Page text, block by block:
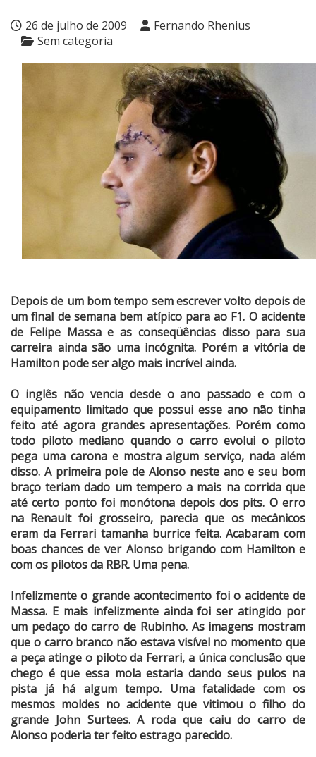
26 de julho de 2009
Fernando Rhenius
Sem categoria
Depois de um bom tempo sem escrever volto depois de
um final de semana bem atípico para ao F1. O acidente
de Felipe Massa e as conseqüências disso para sua
carreira ainda são uma incógnita. Porém a vitória de
Hamilton pode ser algo mais incrível ainda.
O inglês não vencia desde o ano passado e com o
equipamento limitado que possui esse ano não tinha
feito até agora grandes apresentações. Porém como
todo piloto mediano quando o carro evolui o piloto
pega uma carona e mostra algum serviço, nada além
disso. A primeira pole de Alonso neste ano e seu bom
braço teriam dado um tempero a mais na corrida que
até certo ponto foi monótona depois dos pits. O erro
na Renault foi grosseiro, parecia que os mecânicos
eram da Ferrari tamanha burrice feita. Acabaram com
boas chances de ver Alonso brigando com Hamilton e
com os pilotos da RBR. Uma pena.
Infelizmente o grande acontecimento foi o acidente de
Massa. E mais infelizmente ainda foi ser atingido por
um pedaço do carro de Rubinho. As imagens mostram
que o carro branco não estava visível no momento que
a peça atinge o piloto da Ferrari, a única conclusão que
chego é que essa mola estaria dando seus pulos na
pista já há algum tempo. Uma fatalidade com os
mesmos moldes no acidente que vitimou o filho do
grande John Surtees. A roda que caiu do carro de
Alonso poderia ter feito estrago parecido.